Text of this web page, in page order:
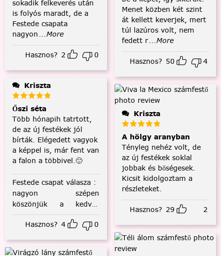
sokadik felkeverés után
is folyós maradt, de a
Festede csapata
nagyon ...More
Hasznos? 2 0
Kriszta
Őszi séta
Több hónapih tatrtott,
de az új festékek jól
bírták. Elégedett vagyok
a képpel is, már fent van
a falon a többivel.🙂
Festede csapat válasza :
nagyon szépen
köszönjük a kedves
visszajelzést! :)
Hasznos? 4 0
Menet közben két szint
át kellett keverjek, mert
túl lazúros volt, nem
fedett r...More
Hasznos? 50 4
Kriszta
A hölgy aranyban
Tényleg nehéz volt, de
az új festékek soklal
jobbak és bőségesek.
Kicsit kidolgoztam a
részleteket.
Hasznos? 29 2